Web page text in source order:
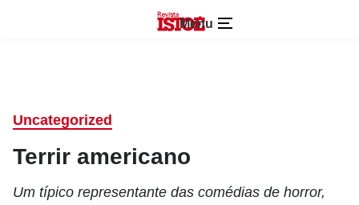
Menu
Uncategorized
Terrir americano
Um típico representante das comédias de horror,